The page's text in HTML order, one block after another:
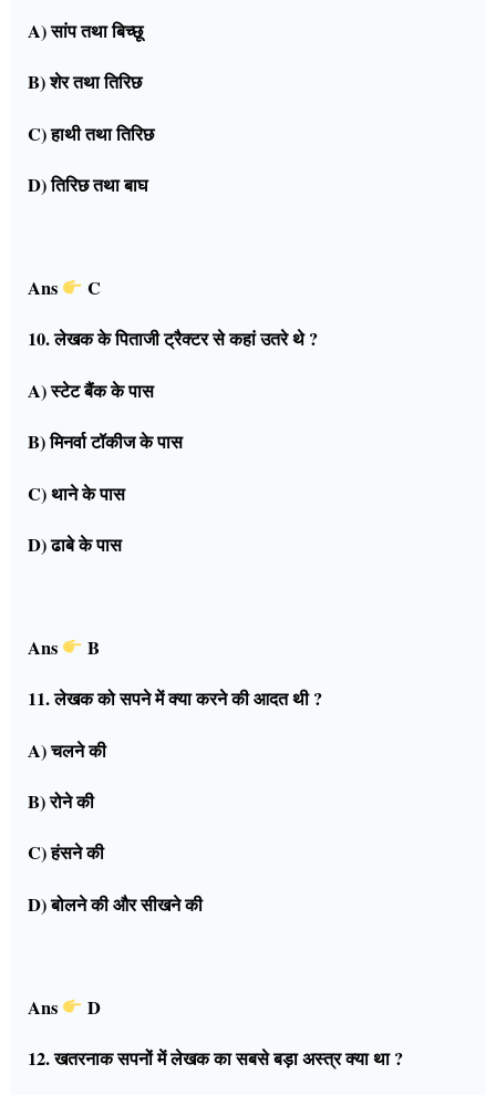
A) सांप तथा बिच्छू
B) शेर तथा तिरिछ
C) हाथी तथा तिरिछ
D) तिरिछ तथा बाघ
Ans
C
10. लेखक के पिताजी ट्रैक्टर से कहां उतरे थे ?
A) स्टेट बैंक के पास
B) मिनर्वा टॉकीज के पास
C) थाने के पास
D) ढाबे के पास
Ans
B
11. लेखक को सपने में क्या करने की आदत थी ?
A) चलने की
B) रोने की
C) हंसने की
D) बोलने की और सीखने की
Ans
D
12. खतरनाक सपनों में लेखक का सबसे बड़ा अस्त्र क्या था ?